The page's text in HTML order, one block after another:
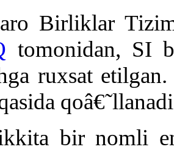
Birliklar
tomonidan, SI
ruxsat
bir nomli